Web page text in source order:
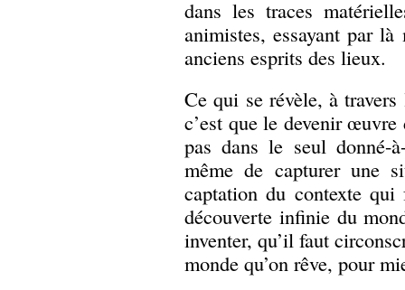
dans les traces
animistes, essayant par là
anciens esprits des lieux.
Ce qui se révèle, à
c’est que le devenir
pas dans le seul donné-
même de capturer une
captation du contexte
découverte infinie du
inventer, qu’il faut
monde qu’on rêve, pour